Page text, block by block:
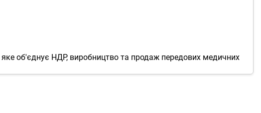
об'єднує НДР, виробництво та продаж передових медичних
медичні продукти, що поєднують інновації, клінічну цінність